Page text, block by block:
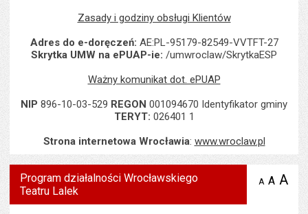
Zasady i godziny obsługi Klientów
Adres do e-doręczeń: AE:PL-95179-82549-VVTFT-27
Skrytka UMW na ePUAP-ie: /umwroclaw/SkrytkaESP
Ważny komunikat dot. ePUAP
NIP 896-10-03-529 REGON 001094670 Identyfikator gminy
TERYT: 026401 1
Strona internetowa Wrocławia: www.wroclaw.pl
Program działalności Wrocławskiego
Teatru Lalek
A zmniejsz
A A